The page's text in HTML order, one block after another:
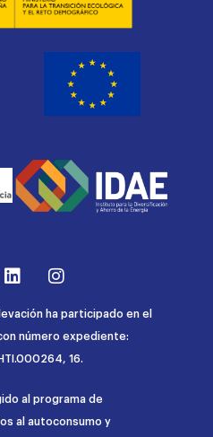
ha participado en el
con número expediente:
16.
al programa de
al autoconsumo y